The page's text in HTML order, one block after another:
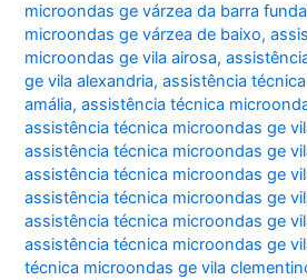
microondas ge várzea da barra funda
microondas ge várzea de baixo,
microondas ge vila airosa,
ge vila alexandria,assistência
amália,assistência técnica
assistência técnica microondas ge
assistência técnica microondas ge
assistência técnica microondas ge
assistência técnica microondas ge
assistência técnica microondas ge
assistência técnica microondas ge
técnica microondas ge vila